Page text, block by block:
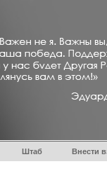
Штаб Внести